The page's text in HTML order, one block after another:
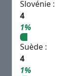
Slovénie :
4
1%
Suède :
4
1%